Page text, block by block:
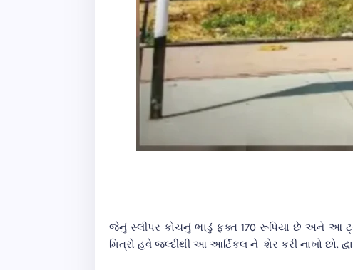
જેનું સ્લીપર કોચનું ભાડું ફક્ત 170 રૂપિયા છે અને આ
મિત્રો હવે જલ્દીથી આ આર્ટિકલ ને શેર કરી નાખો છો.